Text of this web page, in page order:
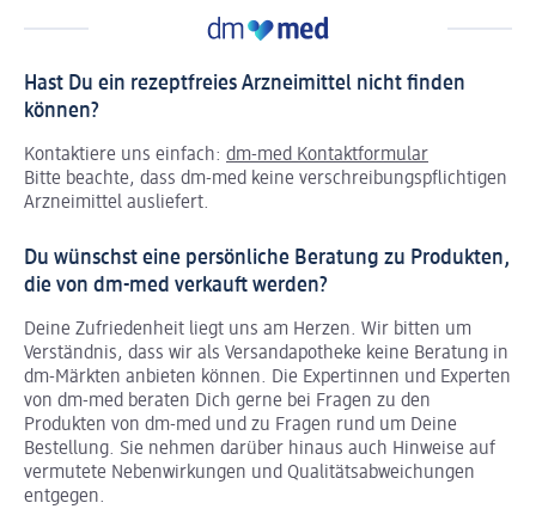
Hast Du ein rezeptfreies Arzneimittel nicht finden
können?
Kontaktiere uns einfach: dm-med Kontaktformular
Bitte beachte, dass dm-med keine verschreibungspflichtigen
Arzneimittel ausliefert.
Du wünschst eine persönliche Beratung zu Produkten,
die von dm-med verkauft werden?
Deine Zufriedenheit liegt uns am Herzen. Wir bitten um
Verständnis, dass wir als Versandapotheke keine Beratung in
dm-Märkten anbieten können. Die Expertinnen und Experten
von dm-med beraten Dich gerne bei Fragen zu den
Produkten von dm-med und zu Fragen rund um Deine
Bestellung. Sie nehmen darüber hinaus auch Hinweise auf
vermutete Nebenwirkungen und Qualitätsabweichungen
entgegen.